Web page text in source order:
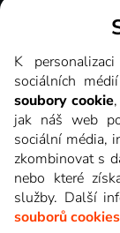
K
sociálních
soubory cookie
jak náš web
sociální média,
zkombinovat s
nebo které
služby. Další
souborů cookies